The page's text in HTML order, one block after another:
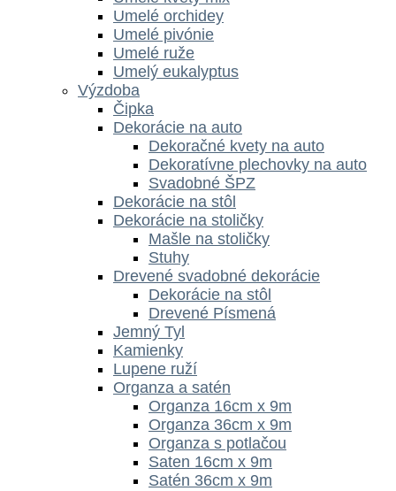
Umelé orchidey
Umelé pivónie
Umelé ruže
Umelý eukalyptus
Výzdoba
Čipka
Dekorácie na auto
Dekoračné kvety na auto
Dekoratívne plechovky na auto
Svadobné ŠPZ
Dekorácie na stôl
Dekorácie na stoličky
Mašle na stoličky
Stuhy
Drevené svadobné dekorácie
Dekorácie na stôl
Drevené Písmená
Jemný Tyl
Kamienky
Lupene ruží
Organza a satén
Organza 16cm x 9m
Organza 36cm x 9m
Organza s potlačou
Saten 16cm x 9m
Satén 36cm x 9m